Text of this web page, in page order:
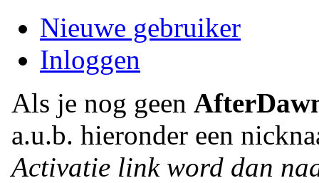
Nieuwe gebruiker
Inloggen
Als je nog geen
a.u.b. hieronder een
Activatie link word dan